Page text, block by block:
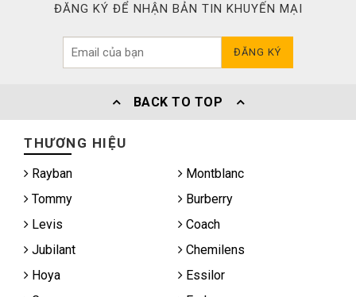
ĐĂNG KÝ ĐỂ NHẬN BẢN TIN KHUYẾN MẠI
ĐĂNG KÝ
BACK TO TOP
THƯƠNG HIỆU
Rayban
Montblanc
Tommy
Burberry
Levis
Coach
Jubilant
Chemilens
Hoya
Essilor